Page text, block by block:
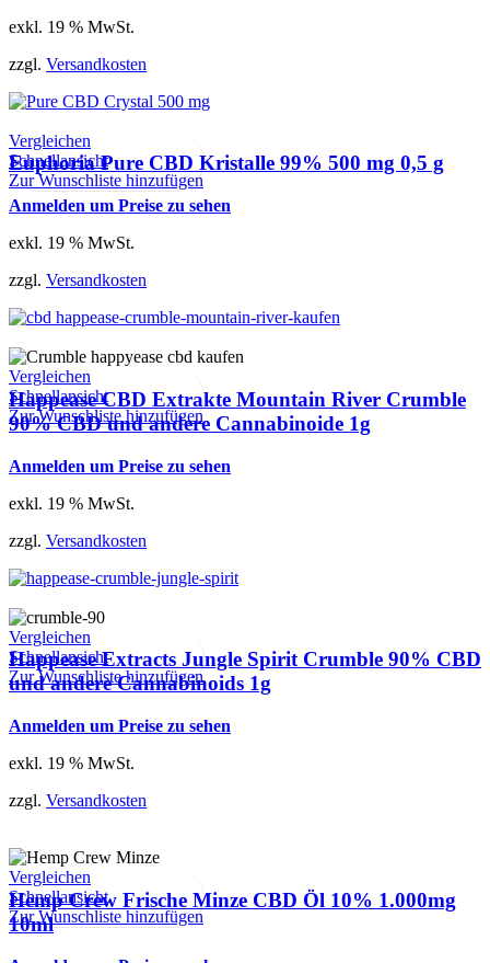
exkl. 19 % MwSt.
zzgl. Versandkosten
Vergleichen
Schnellansicht
Zur Wunschliste hinzufügen
Euphoria Pure CBD Kristalle 99% 500 mg 0,5 g
Anmelden um Preise zu sehen
exkl. 19 % MwSt.
zzgl. Versandkosten
Vergleichen
Schnellansicht
Zur Wunschliste hinzufügen
Happease CBD Extrakte Mountain River Crumble
90% CBD und andere Cannabinoide 1g
Anmelden um Preise zu sehen
exkl. 19 % MwSt.
zzgl. Versandkosten
Vergleichen
Schnellansicht
Zur Wunschliste hinzufügen
Happease Extracts Jungle Spirit Crumble 90% CBD
und andere Cannabinoids 1g
Anmelden um Preise zu sehen
exkl. 19 % MwSt.
zzgl. Versandkosten
Vergleichen
Schnellansicht
Zur Wunschliste hinzufügen
Hemp Crew Frische Minze CBD Öl 10% 1.000mg
10ml